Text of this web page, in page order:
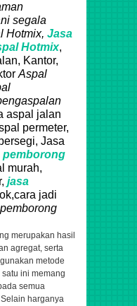
segala
Hotmix, Jasa
Hotmix,
Kantor,
Aspal
aspal jalan
permeter,
Jasa
pemborong
murah,
jasa
jadi
merupakan hasil
agregat, serta
metode
ini memang
semua
harganya